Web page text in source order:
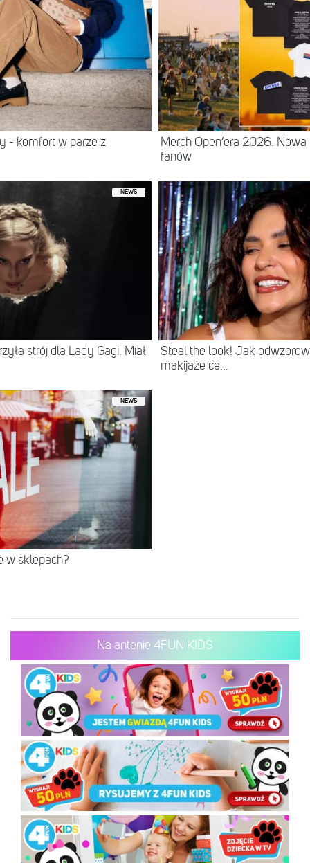
- komfort w parze z
Merch Open’era 2026.
fanów
NEWS
strój dla Lady Gagi. Miał
Steal the look! Jak
makijaże ce...
NEWS
w sklepach?
Na antenie 4FUN KIDS